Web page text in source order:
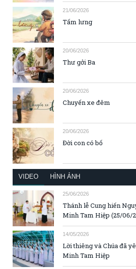
21/06/2026
Tấm lưng
20/06/2026
Thư gởi Ba
20/06/2026
Chuyến xe đêm
20/06/2026
Đời con có bố
VIDEO HÌNH ẢNH
25/06/2026
Thánh lễ Cung hiến
Minh Tam Hiệp (25/06/
14/05/2026
Lời thiêng và Chúa đã
Minh Tam Hiệp